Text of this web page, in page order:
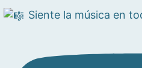
Siente la música en